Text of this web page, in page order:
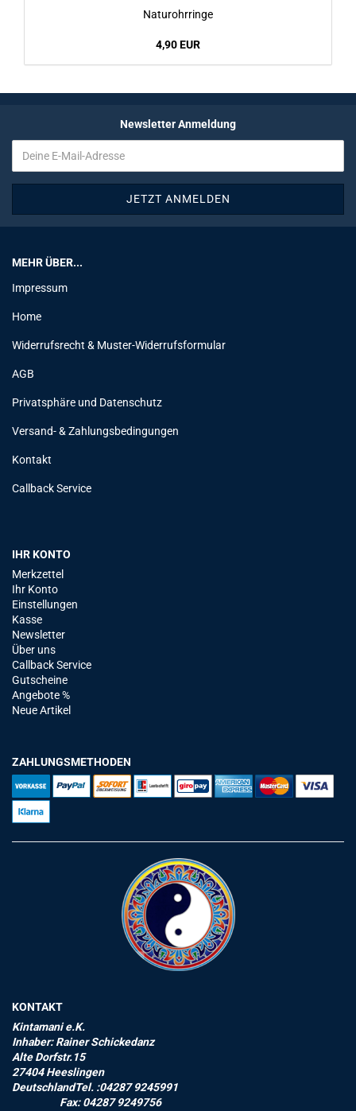
Na­tu­rohr­rin­ge
4,90 EUR
Newsletter Anmeldung
MEHR ÜBER...
Impressum
Home
Widerrufsrecht & Muster-Widerrufsformular
AGB
Privatsphäre und Datenschutz
Versand- & Zahlungsbedingungen
Kontakt
Callback Service
IHR KONTO
Merkzettel
Ihr Konto
Einstellungen
Kasse
Newsletter
Über uns
Callback Service
Gutscheine
Angebote %
Neue Artikel
ZAHLUNGSMETHODEN
KONTAKT
Kintamani e.K.
Inhaber: Rainer Schickedanz
Alte Dorfstr.15
27404 Heeslingen
DeutschlandTel. :04287 9245991
Fax: 04287 9249756